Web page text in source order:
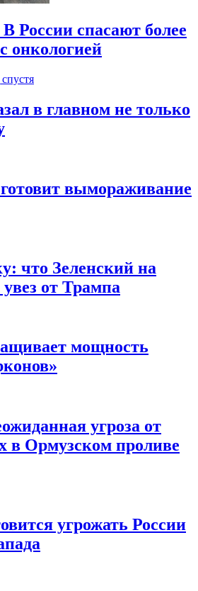
России спасают более
онкологией
в главном не только
вымораживание
что Зеленский на
от Трампа
мощность
угроза от
в Ормузском проливе
угрожать России